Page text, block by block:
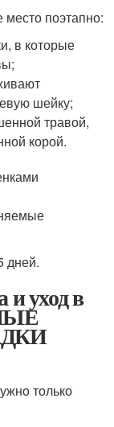
поэтапно:
в которые
шейку;
травой,
корой.
дней.
и уход в
только